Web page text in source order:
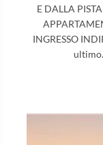
E DALLA
INGRESSO